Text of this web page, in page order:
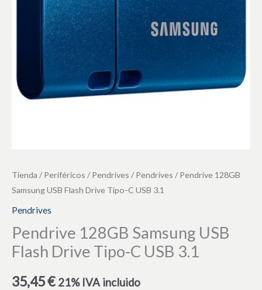
Tienda /Periféricos /Pendrives /Pendrives / Pendrive 128GB
Samsung USB Flash Drive Tipo-C USB 3.1
Pendrives
Pendrive 128GB Samsung USB
Flash Drive Tipo-C USB 3.1
35,45€ 21% IVA incluido
cantidad